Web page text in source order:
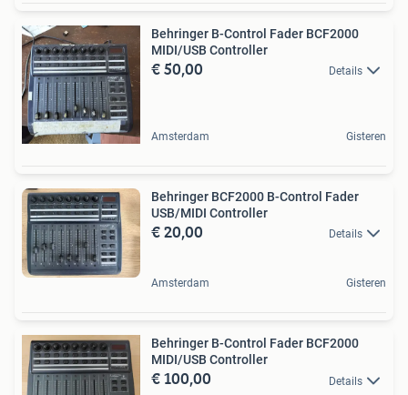
Behringer B-Control Fader BCF2000
MIDI/USB Controller
€ 50,00 Details
Amsterdam Gisteren
Behringer BCF2000 B-Control Fader
USB/MIDI Controller
€ 20,00 Details
Amsterdam Gisteren
Behringer B-Control Fader BCF2000
MIDI/USB Controller
€ 100,00 Details